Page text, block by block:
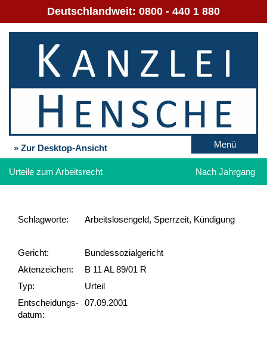
Deutschlandweit: 0800 - 440 1 880
» Zur Desktop-Ansicht Menü
Urteile zum Arbeitsrecht Nach Jahrgang
Schlag­worte: Arbeitslosengeld, Sperrzeit, Kündigung
Gericht:
Bundessozialgericht
Akten­zeichen:
B 11 AL 89/01 R
Typ:
Urteil
Ent­scheid­ungs­
datum:
07.09.2001